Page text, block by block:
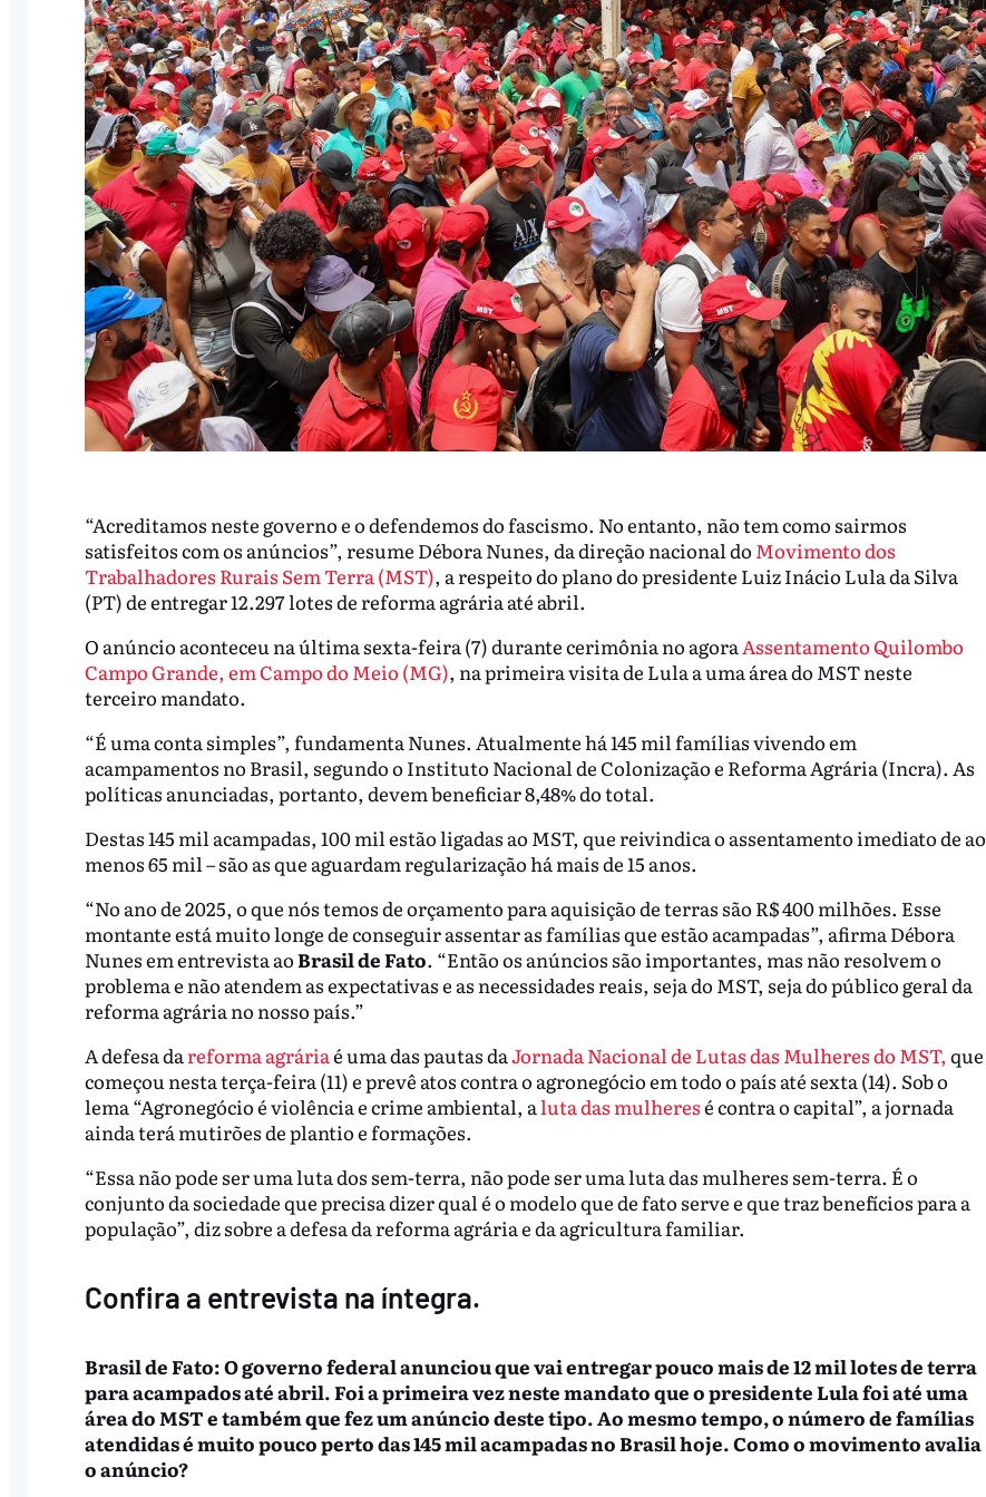
“Acreditamos neste governo e o defendemos do fascismo. No entanto, não tem como sairmos
satisfeitos com os anúncios”, resume Débora Nunes, da direção nacional do Movimento dos
Trabalhadores Rurais Sem Terra (MST), a respeito do plano do presidente Luiz Inácio Lula da Silva
(PT) de entregar 12.297 lotes de reforma agrária até abril.
O anúncio aconteceu na última sexta-feira (7) durante cerimônia no agoraAssentamento Quilombo
Campo Grande, em Campo do Meio (MG), na primeira visita de Lula a uma área do MST neste
terceiro mandato.
“É uma conta simples”, fundamenta Nunes. Atualmente há 145 mil famílias vivendo em
acampamentos no Brasil, segundo o Instituto Nacional de Colonização e Reforma Agrária (Incra). As
políticas anunciadas, portanto, devem beneficiar 8,48% do total.
Destas 145 mil acampadas, 100 mil estão ligadas ao MST, que reivindica o assentamento imediato de ao
menos 65 mil – são as que aguardam regularização há mais de 15 anos.
“No ano de 2025, o que nós temos de orçamento para aquisição de terras são R$ 400 milhões. Esse
montante está muito longe de conseguir assentar as famílias que estão acampadas”, afirma Débora
Nunes em entrevista aoBrasil de Fato. “Então os anúncios são importantes, mas não resolvem o
problema e não atendem as expectativas e as necessidades reais, seja do MST, seja do público geral da
reforma agrária no nosso país.”
A defesa da reforma agráriaé uma das pautas daJornada Nacional de Lutas das Mulheres do MST, que
começou nesta terça-feira (11) e prevê atos contra o agronegócio em todo o país até sexta (14). Sob o
lema “Agronegócio é violência e crime ambiental, aluta das mulheresé contra o capital”, a jornada
ainda terá mutirões de plantio e formações.
“Essa não pode ser uma luta dos sem-terra, não pode ser uma luta das mulheres sem-terra. É o
conjunto da sociedade que precisa dizer qual é o modelo que de fato serve e que traz benefícios para a
população”, diz sobre a defesa da reforma agrária e da agricultura familiar.
Confira a entrevista na íntegra.
Brasil de Fato: O governo federal anunciou que vai entregar pouco mais de 12 mil lotes de terra
para acampados até abril. Foi a primeira vez neste mandato que o presidente Lula foi até uma
área do MST e também que fez um anúncio deste tipo. Ao mesmo tempo, o número de famílias
atendidas é muito pouco perto das 145 mil acampadas no Brasil hoje. Como o movimento avalia
o anúncio?